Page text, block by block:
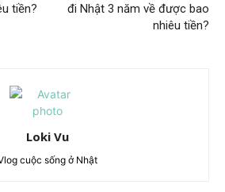
tiền?
đi Nhật 3 năm về được bao
nhiêu tiền?
Loki Vu
cuộc sống ở Nhật